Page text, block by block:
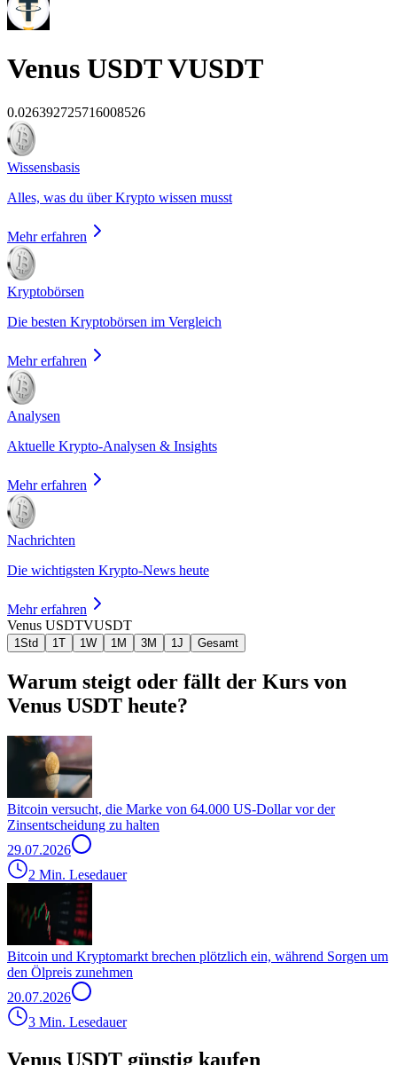
Venus USDTVUSDT
0.026392725716008526
Wissensbasis
Alles, was du über Krypto wissen musst
Mehr erfahren
Kryptobörsen
Die besten Kryptobörsen im Vergleich
Mehr erfahren
Analysen
Aktuelle Krypto-Analysen & Insights
Mehr erfahren
Nachrichten
Die wichtigsten Krypto-News heute
Mehr erfahren
Venus USDTVUSDT
1Std 1T 1W 1M 3M 1J Gesamt
Warum steigt oder fällt der Kurs von
Venus USDT heute?
Bitcoin versucht, die Marke von 64.000 US-Dollar vor der
Zinsentscheidung zu halten
29.07.2026
2 Min. Lesedauer
Bitcoin und Kryptomarkt brechen plötzlich ein, während Sorgen um
den Ölpreis zunehmen
20.07.2026
3 Min. Lesedauer
Venus USDT günstig kaufen